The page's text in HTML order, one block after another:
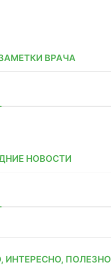
ВРАЧА
НОВОСТИ
ИНТЕРЕСНО, ПОЛЕЗНО